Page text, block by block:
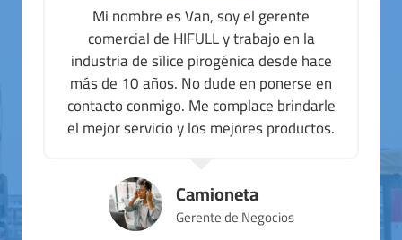
Mi nombre es Van, soy el gerente
comercial de HIFULL y trabajo en la
industria de sílice pirogénica desde hace
más de 10 años. No dude en ponerse en
contacto conmigo. Me complace brindarle
el mejor servicio y los mejores productos.
Camioneta
Gerente de Negocios